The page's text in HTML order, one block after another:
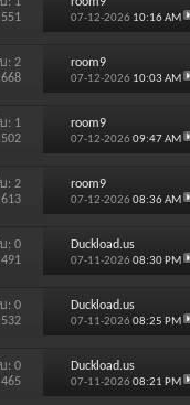
07-12-2026 10:16 AM
บ:2
room9
07-12-2026 10:03 AM
: 1
room9
07-12-2026 09:47 AM
บ:2
room9
07-12-2026 08:36 AM
บ:0
Duckload.us
07-11-2026 08:30 PM
บ:0
Duckload.us
07-11-2026 08:25 PM
บ:0
Duckload.us
07-11-2026 08:21 PM